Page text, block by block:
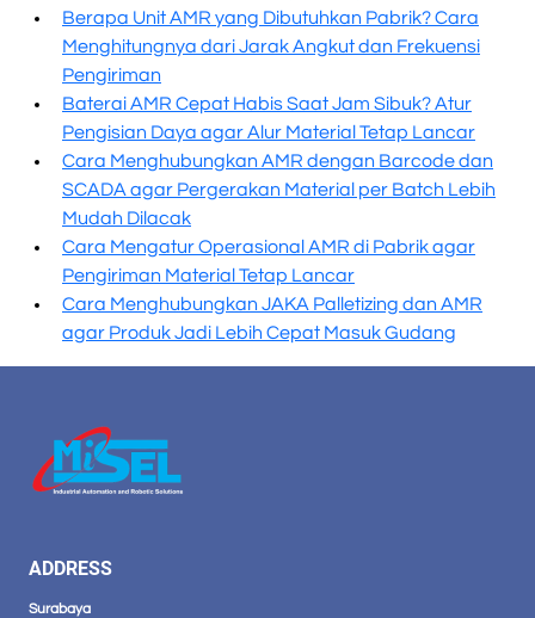
Berapa Unit AMR yang Dibutuhkan Pabrik? Cara
Menghitungnya dari Jarak Angkut dan Frekuensi
Pengiriman
Baterai AMR Cepat Habis Saat Jam Sibuk? Atur
Pengisian Daya agar Alur Material Tetap Lancar
Cara Menghubungkan AMR dengan Barcode dan
SCADA agar Pergerakan Material per Batch Lebih
Mudah Dilacak
Cara Mengatur Operasional AMR di Pabrik agar
Pengiriman Material Tetap Lancar
Cara Menghubungkan JAKA Palletizing dan AMR
agar Produk Jadi Lebih Cepat Masuk Gudang
ADDRESS
Surabaya